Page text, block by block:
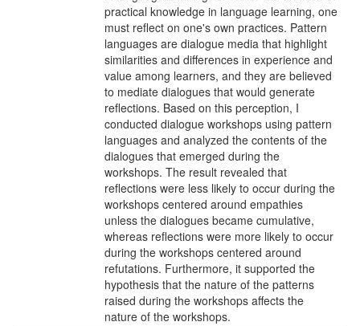
practical knowledge in language learning, one
must reflect on one's own practices. Pattern
languages are dialogue media that highlight
similarities and differences in experience and
value among learners, and they are believed
to mediate dialogues that would generate
reflections. Based on this perception, I
conducted dialogue workshops using pattern
languages and analyzed the contents of the
dialogues that emerged during the
workshops. The result revealed that
reflections were less likely to occur during the
workshops centered around empathies
unless the dialogues became cumulative,
whereas reflections were more likely to occur
during the workshops centered around
refutations. Furthermore, it supported the
hypothesis that the nature of the patterns
raised during the workshops affects the
nature of the workshops.